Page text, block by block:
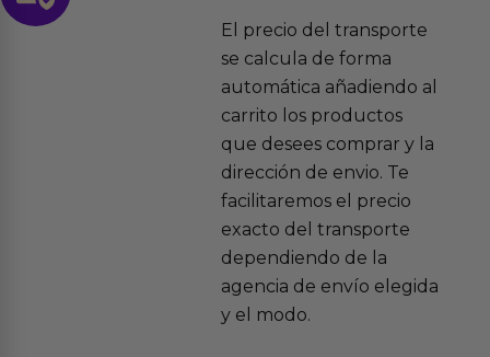
El precio del transporte
se calcula de forma
automática añadiendo al
carrito los productos
que desees comprar y la
dirección de envio. Te
facilitaremos el precio
exacto del transporte
dependiendo de la
agencia de envío elegida
y el modo.